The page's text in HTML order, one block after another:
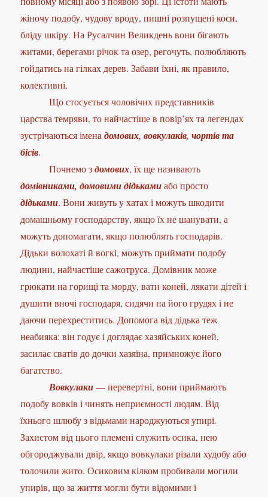
жіночу подобу, чудову вроду, пишні розпущені коси,
бліду шкіру. На Русалчин Великдень вони бігають
житами, берегами річок та озер, регочуть, полюбляють
гойдатись на гілках дерев. Забави їхні, як правило,
колективні.
Що стосується чоловічих представників
царства темряви, то найчастіше в повір’ях та легендах
зустрічаються іменадомових, вовкулаків, чортів та
бісів.
Почнемо здомових, їх ще називають
домівниками, домовими дідькамиабо просто
дідьками. Вони живуть у хатах і можуть шкодити
домашньому господарству, якщо їх не шанувати, а
можуть допомагати, якщо полюблять господарів.
Дідьки волохаті й вогкі, можуть приймати подобу
людини, найчастіше сажотруса. Домівник може
грюкати на горищі та морду, вати коней, лякати дітей і
душити вночі господаря, сидячи на його грудях і не
даючи перехреститись. Допомога від дідька теж
неабияка: він годує і доглядає хазяйських коней,
засилає сватів до дочки хазяїна, примножує його
багатство.
Вовкулаки— перевертні, вони приймають
подобу вовків і чинять неприємності людям. Від
їхнього шлюбу з відьмами народжуються упирі.
Захистом від цього племені служить осика, нею
обгороджували двір, якщо вовкулаки різали худобу або
толочили жито. Осиковим кілком пробивали могили
упирів, що за життя могли бути відомими і